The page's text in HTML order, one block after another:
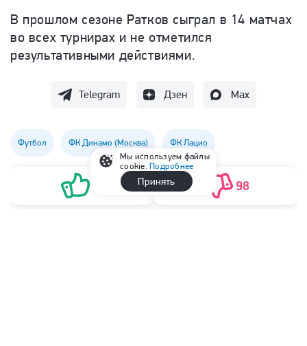
В прошлом сезоне Ратков сыграл в 14 матчах
во всех турнирах и не отметился
результативными действиями.
Telegram Дзен Max
Футбол ФК Динамо (Москва) ФК Лацио
98
Мы используем файлы
cookie.Подробнее
Принять